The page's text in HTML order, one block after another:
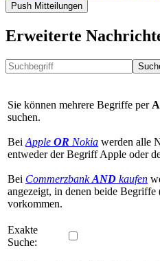
Push Mitteilungen
Erweiterte
Sie können mehrere Begriffe per
suchen.
Bei Apple OR Nokia werden alle
entweder der Begriff Apple oder
Bei CommerzbankAND kaufen
angezeigt, in denen beide
vorkommen.
Exakte
Suche: